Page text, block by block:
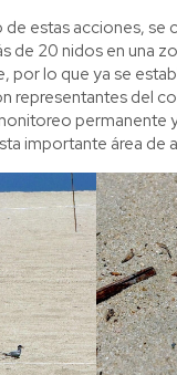
estas acciones, se
de 20 nidos en una
por lo que ya se
representantes del
permanente
importante área de